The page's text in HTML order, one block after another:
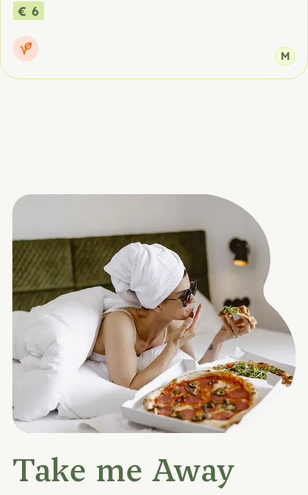
€ 6
M
Take me Away